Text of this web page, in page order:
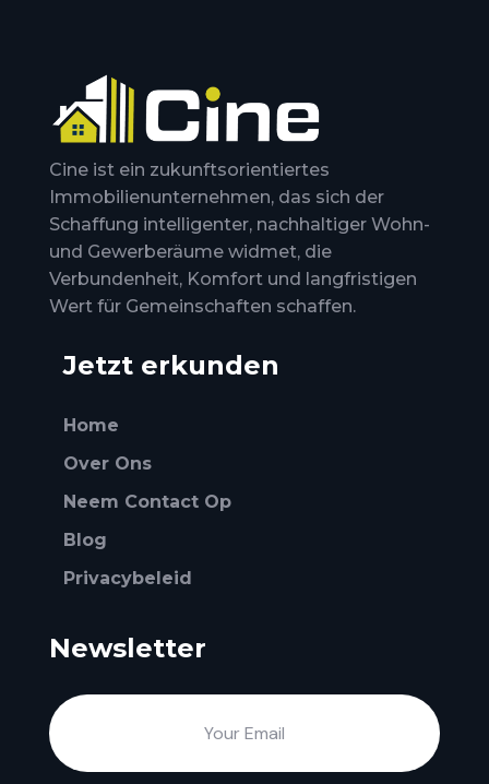
Cine ist ein zukunftsorientiertes
Immobilienunternehmen, das sich der
Schaffung intelligenter, nachhaltiger Wohn-
und Gewerberäume widmet, die
Verbundenheit, Komfort und langfristigen
Wert für Gemeinschaften schaffen.
Jetzt erkunden
Home
Over Ons
Neem Contact Op
Blog
Privacybeleid
Newsletter